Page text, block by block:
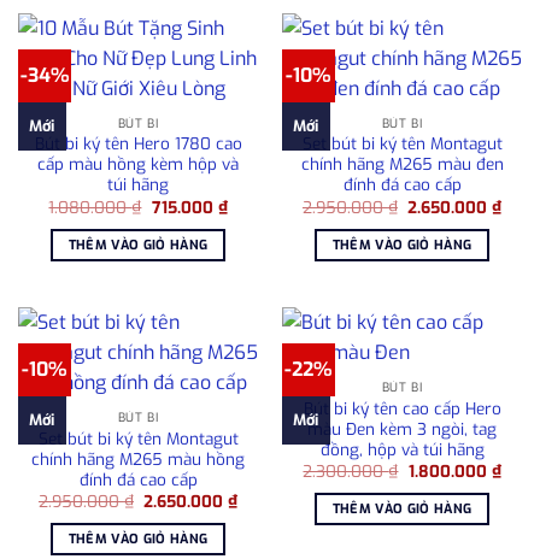
-34%
Mới BÚT BI
Bút bi ký tên Hero 1780 cao
cấp màu hồng kèm hộp và
túi hãng
1.080.000₫ Giá
là:
1.080.000 ₫.
715.000 ₫Giá
hiện
THÊM VÀO GIỎ HÀNG
-10%
Mới BÚT BI
Set bút bi ký tên Montagut
chính hãng M265 màu đen
đính đá cao cấp
2.950.000₫ Giá
là:
2.950.000 ₫.
2.650.000₫Giá
hiện
THÊM VÀO GIỎ HÀNG
-10%
Mới BÚT BI
Set bút bi ký tên Montagut
chính hãng M265 màu hồng
đính đá cao cấp
2.950.000₫ Giá
là:
2.950.000 ₫.
2.650.000₫Giá
hiện
THÊM VÀO GIỎ HÀNG
-22%
Mới
BÚT BI
Bút bi ký tên cao cấp Hero
màu Đen kèm 3 ngòi, tag
đồng, hộp và túi hãng
2.300.000₫ Giá
là:
2.300.000 ₫.
1.800.000 ₫Giá
hiện
THÊM VÀO GIỎ HÀNG